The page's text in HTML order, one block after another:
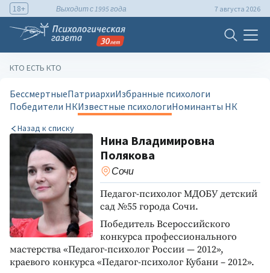
18+ Выходит с 1995 года 7 августа 2026
КТО ЕСТЬ КТО
БессмертныеПатриархиИзбранные психологи
Победители НКИзвестные психологиНоминанты НК
Назад к списку
Нина Владимировна
Полякова
Сочи
Педагог-психолог МДОБУ детский
сад №55 города Сочи.
Победитель Всероссийского
конкурса профессионального
мастерства «Педагог-психолог России — 2012»,
краевого конкурса «Педагог-психолог Кубани – 2012».